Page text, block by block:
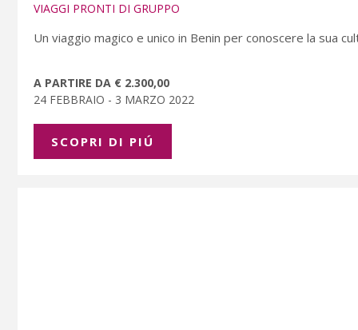
VIAGGI PRONTI DI GRUPPO
Un viaggio magico e unico in Benin per conoscere la sua
A PARTIRE DA € 2.300,00
24 FEBBRAIO - 3 MARZO 2022
SCOPRI DI PIÚ